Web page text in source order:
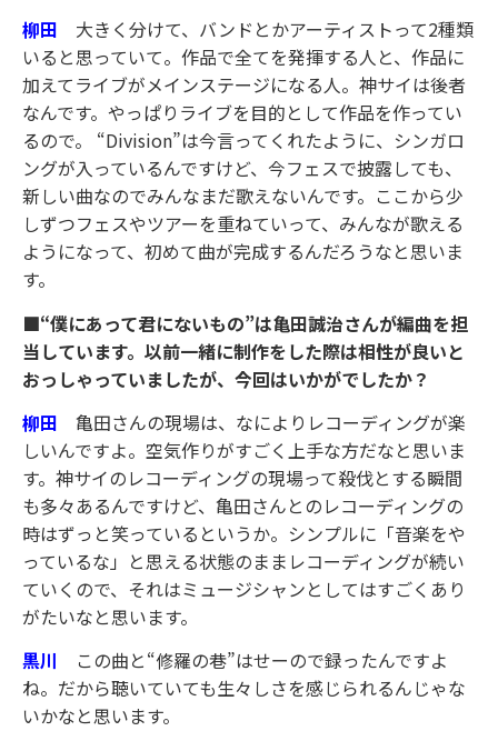
柳田 大きく分けて、バンドとかアーティストって2種類
いると思っていて。作品で全てを発揮する人と、作品に
加えてライブがメインステージになる人。神サイは後者
なんです。やっぱりライブを目的として作品を作ってい
るので。 “Division”は今言ってくれたように、シンガロ
ングが入っているんですけど、今フェスで披露しても、
新しい曲なのでみんなまだ歌えないんです。ここから少
しずつフェスやツアーを重ねていって、みんなが歌える
ようになって、初めて曲が完成するんだろうなと思いま
す。
■“僕にあって君にないもの”は⻲⽥誠治さんが編曲を担
当しています。以前一緒に制作をした際は相性が良いと
おっしゃっていましたが、今回はいかがでしたか？
柳田 亀田さんの現場は、なによりレコーディングが楽
しいんですよ。空気作りがすごく上手な方だなと思いま
す。神サイのレコーディングの現場って殺伐とする瞬間
も多々あるんですけど、亀田さんとのレコーディングの
時はずっと笑っているというか。シンプルに「音楽をや
っているな」と思える状態のままレコーディングが続い
ていくので、それはミュージシャンとしてはすごくあり
がたいなと思います。
黒川 この曲と“修羅の巷”はせーので録ったんですよ
ね。だから聴いていても生々しさを感じられるんじゃな
いかなと思います。